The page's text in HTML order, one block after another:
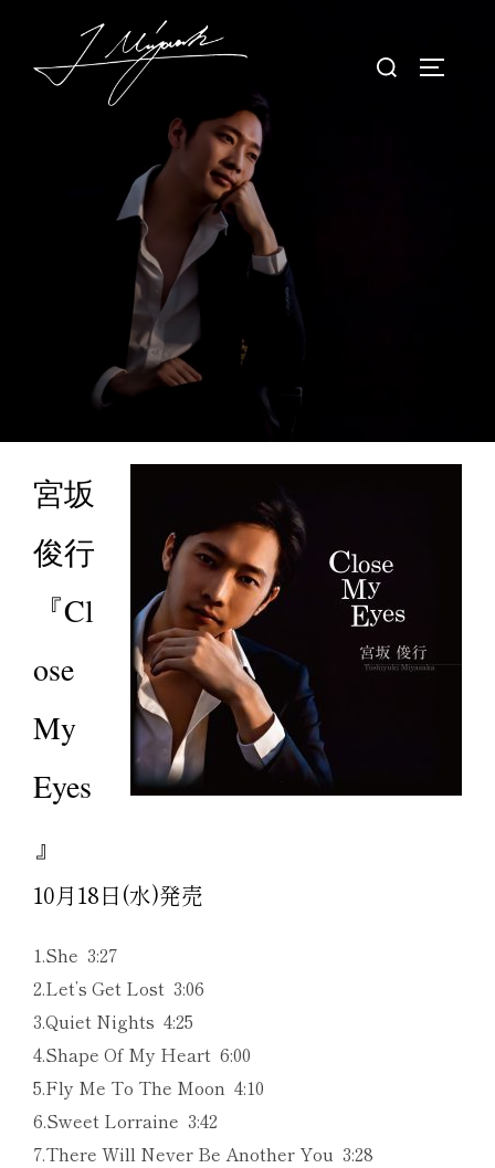
検
宮坂
俊行
『Cl
ose
My
Eyes
』
10月18日(水)発売
1.She 3:27
2.Let’s Get Lost 3:06
3.Quiet Nights 4:25
4.Shape Of My Heart 6:00
5.Fly Me To The Moon 4:10
6.Sweet Lorraine 3:42
7.There Will Never Be Another You 3:28